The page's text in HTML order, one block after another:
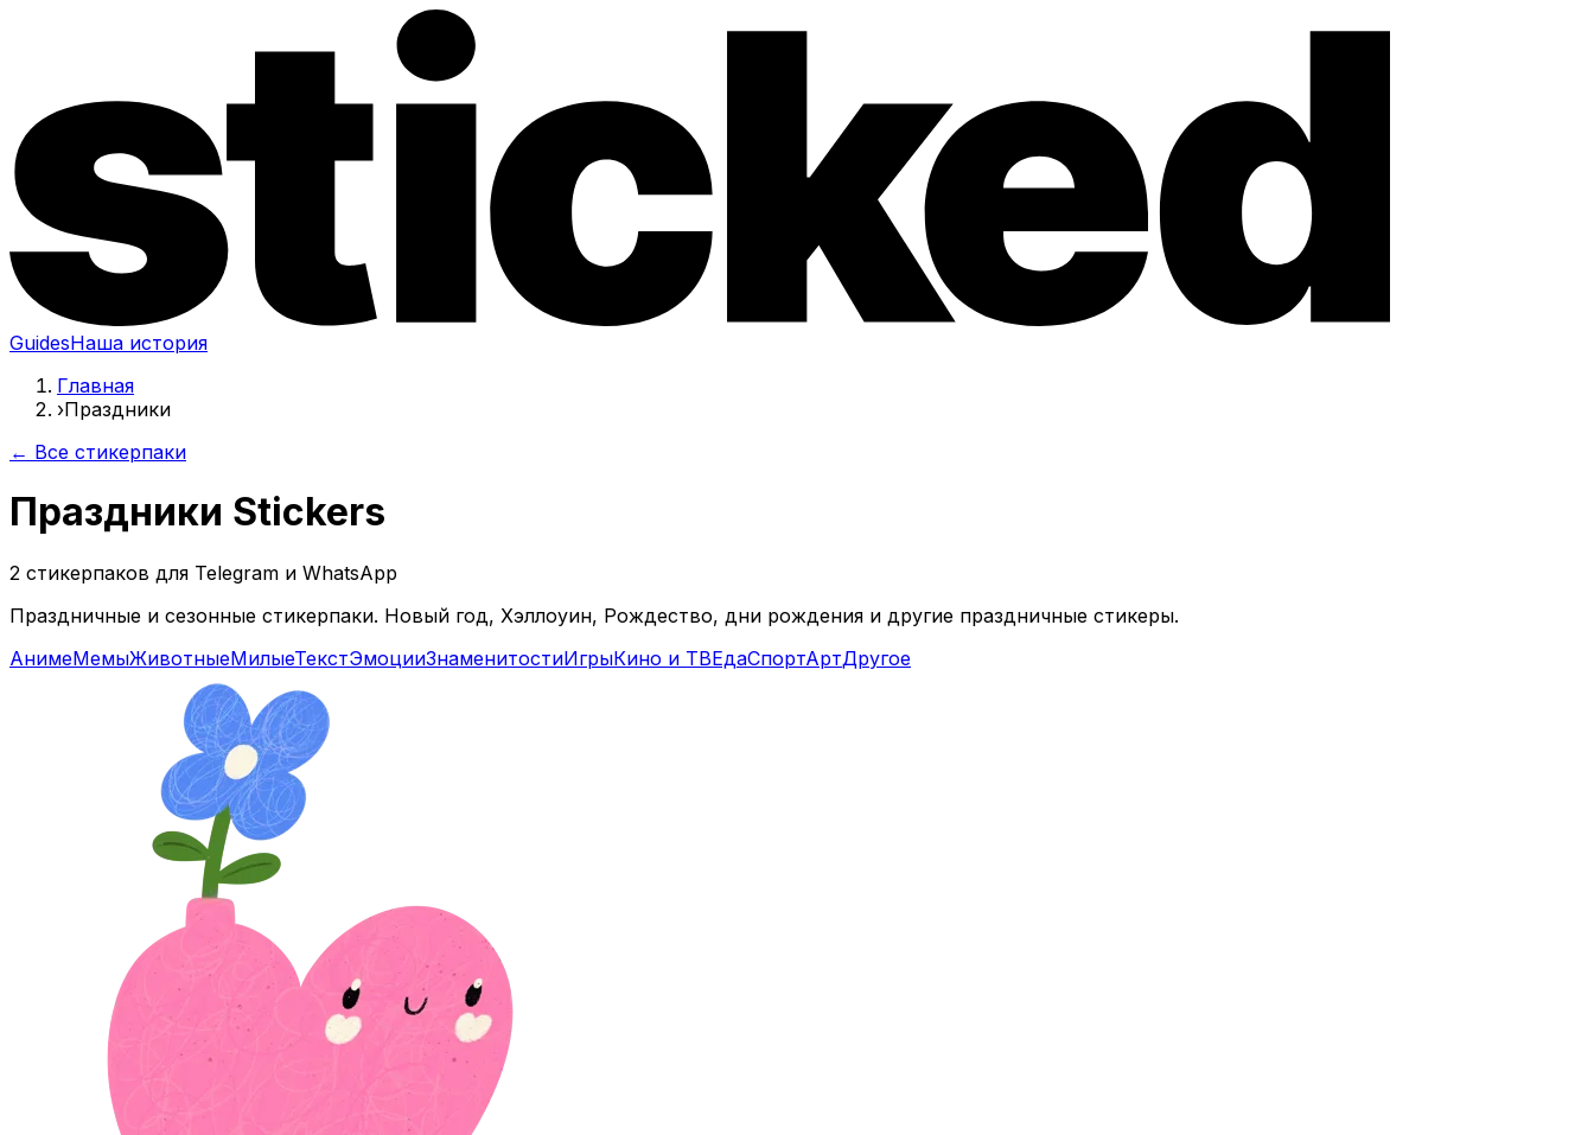
GuidesНаша история
Главная
›Праздники
← Все стикерпаки
Праздники Stickers
2 стикерпаков для Telegram и WhatsApp
Праздничные и сезонные стикерпаки. Новый год, Хэллоуин, Рождество, дни рождения и другие праздничные стикеры.
АнимеМемыЖивотныеМилыеТекстЭмоцииЗнаменитостиИгрыКино и ТВЕдаСпортАртДругое